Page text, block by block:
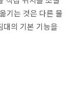
기는 것은 다른 물
대의 기본 기능을